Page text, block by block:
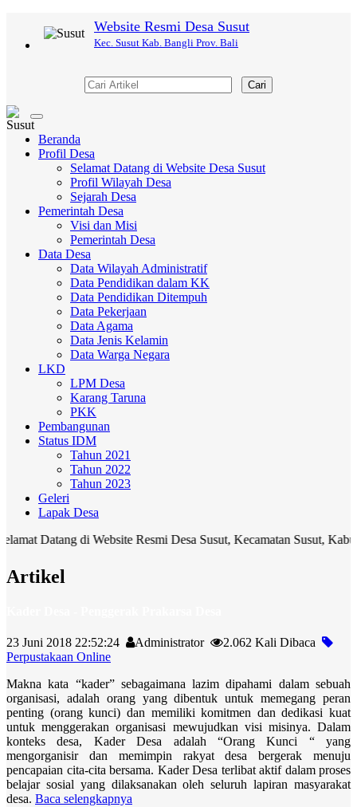
Website Resmi Desa Susut
Kec. Susut Kab. Bangli Prov. Bali
Cari
Toggle
navigation
Beranda
Profil Desa
Selamat Datang di Website Desa Susut
Profil Wilayah Desa
Sejarah Desa
Pemerintah Desa
Visi dan Misi
Pemerintah Desa
Data Desa
Data Wilayah Administratif
Data Pendidikan dalam KK
Data Pendidikan Ditempuh
Data Pekerjaan
Data Agama
Data Jenis Kelamin
Data Warga Negara
LKD
LPM Desa
Karang Taruna
PKK
Pembangunan
Status IDM
Tahun 2021
Tahun 2022
Tahun 2023
Geleri
Lapak Desa
di Website Resmi Desa Susut, Kecamatan Susut, Kabupaten
Artikel
23 Juni 2018 22:52:24 Administrator
2.062 Kali Dibaca
Perpustakaan Online
Makna kata “kader” sebagaimana lazim dipahami dalam sebuah
organisasi, adalah orang yang dibentuk untuk memegang peran
penting (orang kunci) dan memiliki komitmen dan dedikasi kuat
untuk menggerakan organisasi mewujudkan visi misinya. Dalam
konteks desa, Kader Desa adalah “Orang Kunci “ yang
mengorganisir dan memimpin rakyat desa bergerak menuju
pencapaian cita-cita bersama. Kader Desa terlibat aktif dalam proses
belajar sosial yang dilaksanakan oleh seluruh lapiran masyarakat
desa. Baca selengkapnya